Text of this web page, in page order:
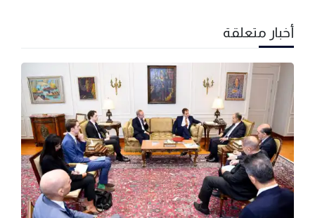
أخبار متعلقة